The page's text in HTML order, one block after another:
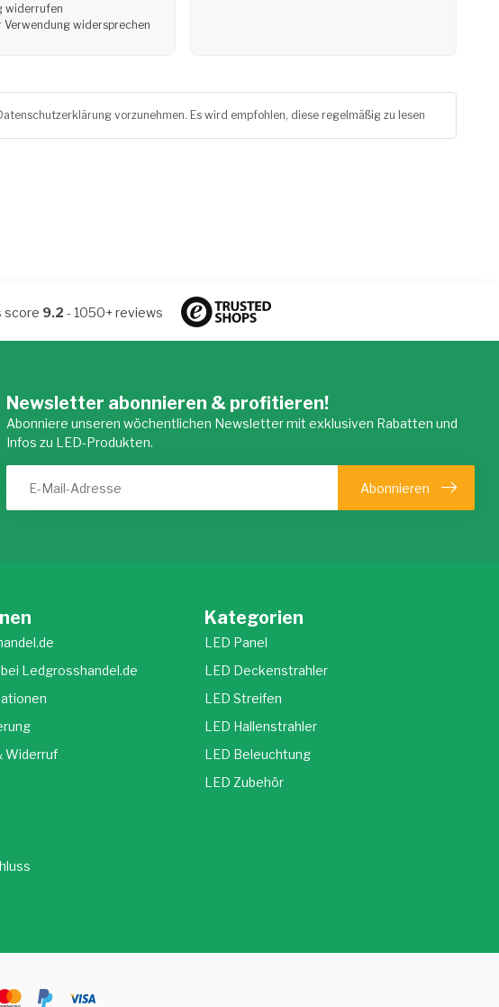
widerrufen
Verwendung widersprechen
vorzunehmen. Es wird empfohlen, diese regelmäßig zu lesen
score 9.2 - 1050+ reviews
Newsletter abonnieren & profitieren!
Abonniere unseren wöchentlichen Newsletter mit exklusiven Rabatten und
Infos zu LED-Produkten.
Abonnieren
Ledgrosshandel.de
Widerruf
Kategorien
LED Panel
LED Deckenstrahler
LED Streifen
LED Hallenstrahler
LED Beleuchtung
LED Zubehör